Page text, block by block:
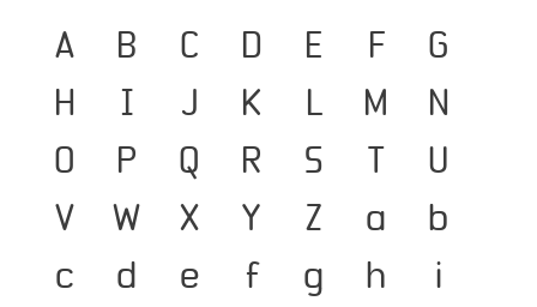
A B C D E F
G
H
I J K L M
N
O
P Q R S T
U
V
W X Y Z a
b
c
d e f g h
i